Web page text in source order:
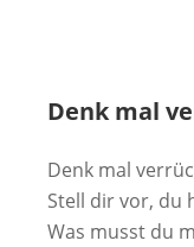
Denk mal
Denk mal
Stell dir vor, du
Was musst du